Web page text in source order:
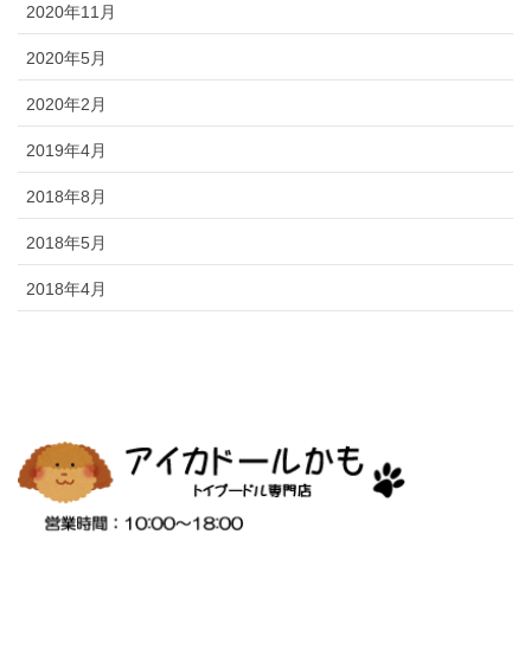
2020年11月
2020年5月
2020年2月
2019年4月
2018年8月
2018年5月
2018年4月